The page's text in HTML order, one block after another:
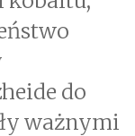
do
ważnymi